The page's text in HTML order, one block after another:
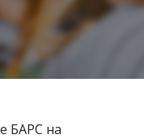
БАРС на